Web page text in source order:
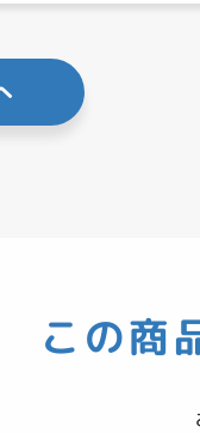
この商